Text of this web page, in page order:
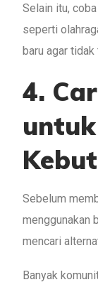
Selain itu,
seperti
baru agar tidak
4.
Sebelum
menggunakan
mencari
Banyak